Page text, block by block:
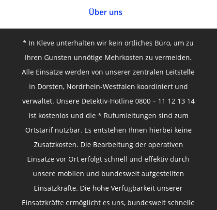
Über uns
* In Kleve unterhalten wir kein örtliches Büro, um zu
Ihren Gunsten unnötige Mehrkosten zu vermeiden.
Alle Einsätze werden von unserer zentralen Leitstelle
in Dorsten, Nordrhein-Westfalen koordiniert und
verwaltet. Unsere Detektiv-Hotline 0800 – 11 12 13 14
ist kostenlos und die * Rufumleitungen sind zum
Ortstarif nutzbar. Es entstehen Ihnen hierbei keine
Zusatzkosten. Die Bearbeitung der operativen
Einsätze vor Ort erfolgt schnell und effektiv durch
unsere mobilen und bundesweit aufgestellten
Einsatzkräfte. Die hohe Verfügbarkeit unserer
Einsatzkräfte ermöglicht es uns, bundesweit schnelle